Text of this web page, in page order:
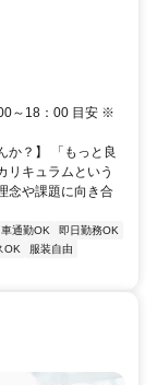
～18：00 目安 ※
か？】 「もっと良
リキュラムという
念や課題に向き合
車通勤OK
即日勤務OK
OK
服装自由